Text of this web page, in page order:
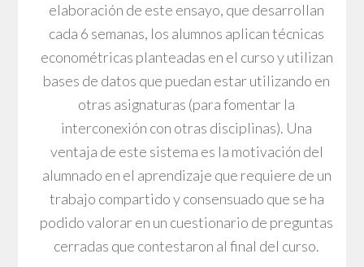
elaboración de este ensayo, que desarrollan
cada 6 semanas, los alumnos aplican técnicas
econométricas planteadas en el curso y utilizan
bases de datos que puedan estar utilizando en
otras asignaturas (para fomentar la
interconexión con otras disciplinas). Una
ventaja de este sistema es la motivación del
alumnado en el aprendizaje que requiere de un
trabajo compartido y consensuado que se ha
podido valorar en un cuestionario de preguntas
cerradas que contestaron al final del curso.